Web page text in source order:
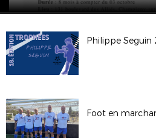
Philippe Seguin
Foot en